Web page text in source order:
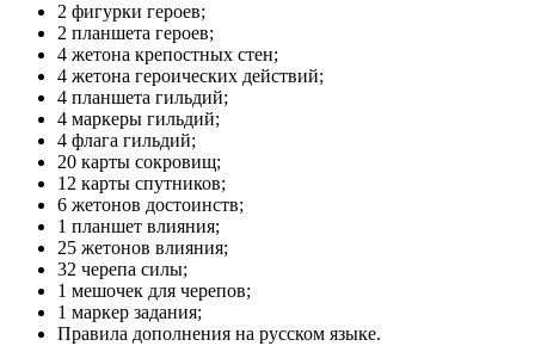
2 фигурки героев;
2 планшета героев;
4 жетона крепостных стен;
4 жетона героических действий;
4 планшета гильдий;
4 маркеры гильдий;
4 флага гильдий;
20 карты сокровищ;
12 карты спутников;
6 жетонов достоинств;
1 планшет влияния;
25 жетонов влияния;
32 черепа силы;
1 мешочек для черепов;
1 маркер задания;
Правила дополнения на русском языке.